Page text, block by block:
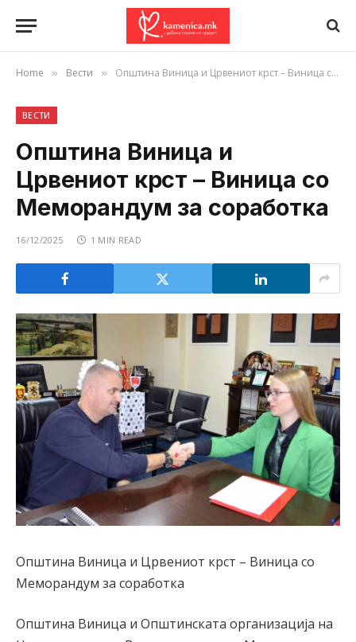
Home » Вести » Општина Виница и Црвениот крст – Виница со Меморандум за соработка
ВЕСТИ
Општина Виница и
Црвениот крст – Виница со
Меморандум за соработка
16/12/2025 1 MIN READ
Општина Виница и Црвениот крст – Виница со
Меморандум за соработка
Општина Виница и Општинската организација на